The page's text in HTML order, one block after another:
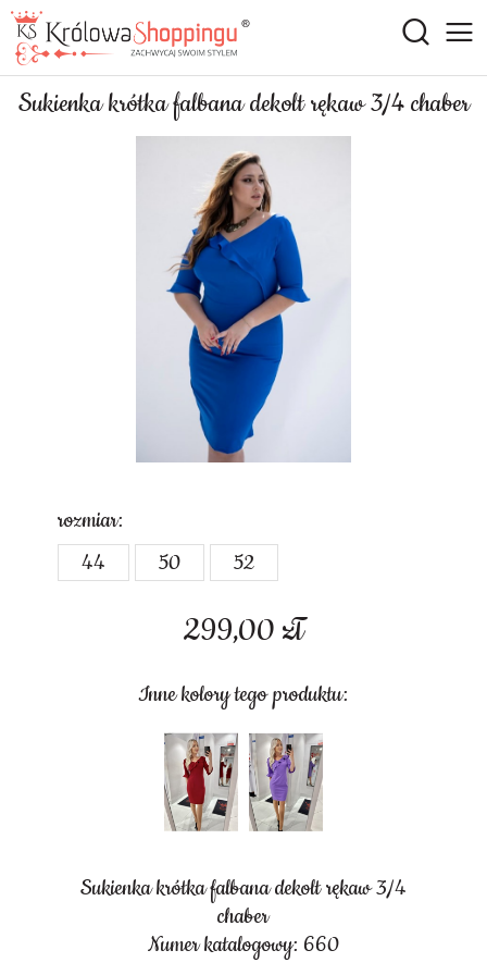
Sukienka krótka falbana dekolt rękaw 3/4 chaber
299,00 zł
Inne kolory tego produktu:
rozmiar:
44
50 52
Sukienka krótka falbana dekolt rękaw 3/4
chaber
Numer katalogowy: 660